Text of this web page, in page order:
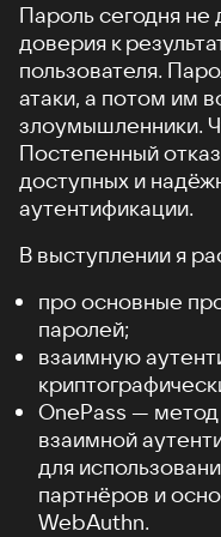
Пароль сегодня не
доверия к
пользователя.
атаки, а потом им
злоумышленники.
Постепенный
доступных и
аутентификации.
В выступлении я
про основные
паролей;
взаимную
OnePass —
взаимной
для
партнёров и
WebAuthn.